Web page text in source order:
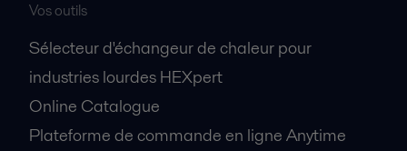
Vos outils
Sélecteur d'échangeur de chaleur pour
industries lourdes HEXpert
Online Catalogue
Plateforme de commande en ligne Anytime